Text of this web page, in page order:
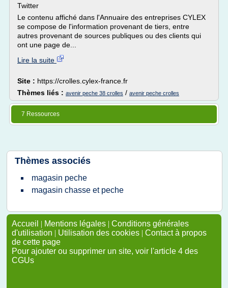
Twitter
Le contenu affiché dans l'Annuaire des entreprises CYLEX
se compose de l'information provenant de tiers, entre
autres provenant de sources publiques ou des clients qui
ont une page de...
Lire la suite
Site : https://crolles.cylex-france.fr
Thèmes liés : avenir peche 38 crolles / avenir peche crolles
7 Ressources
Thèmes associés
magasin peche
magasin chasse et peche
Accueil | Mentions légales | Conditions générales
d'utilisation | Utilisation des cookies | Contact à propos
de cette page
Pour ajouter ou supprimer un site, voir l'article 4 des
CGUs